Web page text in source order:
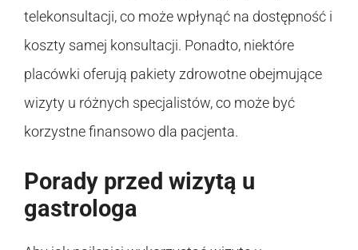
telekonsultacji, co może wpłynąć na dostępność i
koszty samej konsultacji. Ponadto, niektóre
placówki oferują pakiety zdrowotne obejmujące
wizyty u różnych specjalistów, co może być
korzystne finansowo dla pacjenta.
Porady przed wizytą u
gastrologa